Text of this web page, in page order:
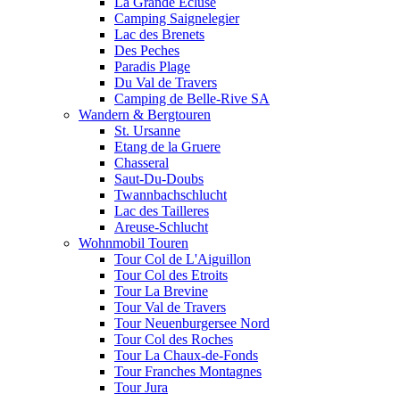
Camping Saignelegier
Lac des Brenets
Des Peches
Paradis Plage
Du Val de Travers
Camping de Belle-Rive SA
Wandern & Bergtouren
St. Ursanne
Etang de la Gruere
Chasseral
Saut-Du-Doubs
Twannbachschlucht
Lac des Tailleres
Areuse-Schlucht
Wohnmobil Touren
Tour Col de L'Aiguillon
Tour Col des Etroits
Tour La Brevine
Tour Val de Travers
Tour Neuenburgersee Nord
Tour Col des Roches
Tour La Chaux-de-Fonds
Tour Franches Montagnes
Tour Jura